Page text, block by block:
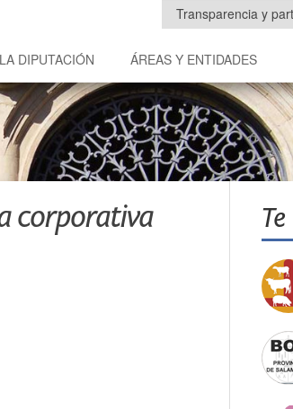
Transparencia y
LA DIPUTACIÓN ÁREAS Y ENTIDADES
corporativa